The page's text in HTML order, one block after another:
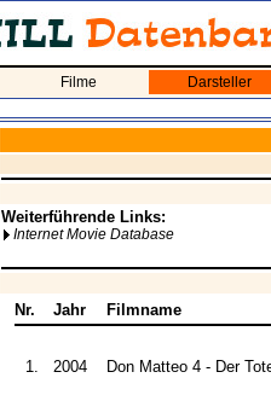
Filme Darsteller
Weiterführende Links:
Internet Movie Database
Nr.
Jahr Filmname
1. 2004 Don Matteo 4 - Der